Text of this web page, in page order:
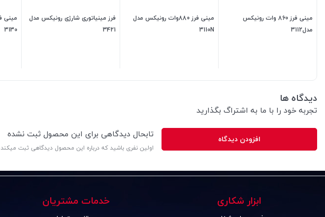
مینی فرز 860 وات رونیکس
مدل3112
مینی فرز 880وات رونیکس مدل
3110N
فرز مینیاتوری شارژی رونیکس مدل
3421
3130
دیدگاه ها
تجربه خود را با ما به اشتراگ بگذارید
افزودن دیدگاه تابحال دیدگاهی برای این محصول ثبت نشده
اولین نفری باشید که درباره این محصول دیدگاهی ثبت میکند
ابزار شکاری خدمات مشتریان